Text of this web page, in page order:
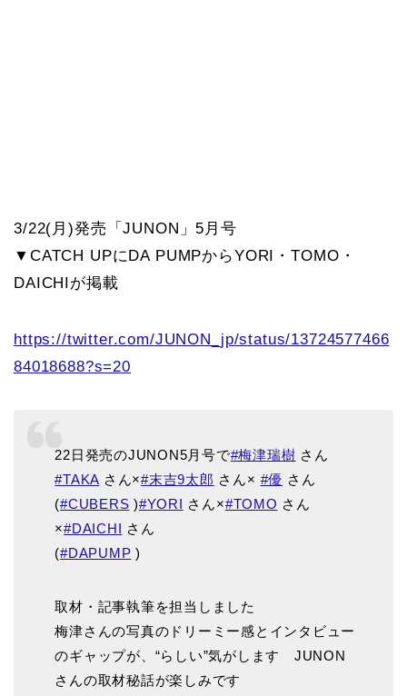
3/22(月)発売「JUNON」5月号
▼CATCH UPにDA PUMPからYORI・TOMO・
DAICHIが掲載
https://twitter.com/JUNON_jp/status/13724577466
84018688?s=20
22日発売のJUNON5月号で#梅津瑞樹 さん
#TAKA さん×#末吉9太郎 さん× #優 さん
(#CUBERS )#YORI さん×#TOMO さん
×#DAICHI さん
(#DAPUMP )
取材・記事執筆を担当しました
梅津さんの写真のドリーミー感とインタビュー
のギャップが、“らしい”気がします JUNON
さんの取材秘話が楽しみです